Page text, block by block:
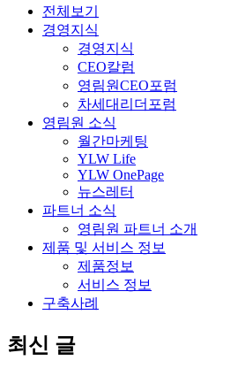
전체보기
경영지식
경영지식
CEO칼럼
영림원CEO포럼
차세대리더포럼
영림원 소식
월간마케팅
YLW Life
YLW OnePage
뉴스레터
파트너 소식
영림원 파트너 소개
제품 및 서비스 정보
제품정보
서비스 정보
구축사례
최신 글